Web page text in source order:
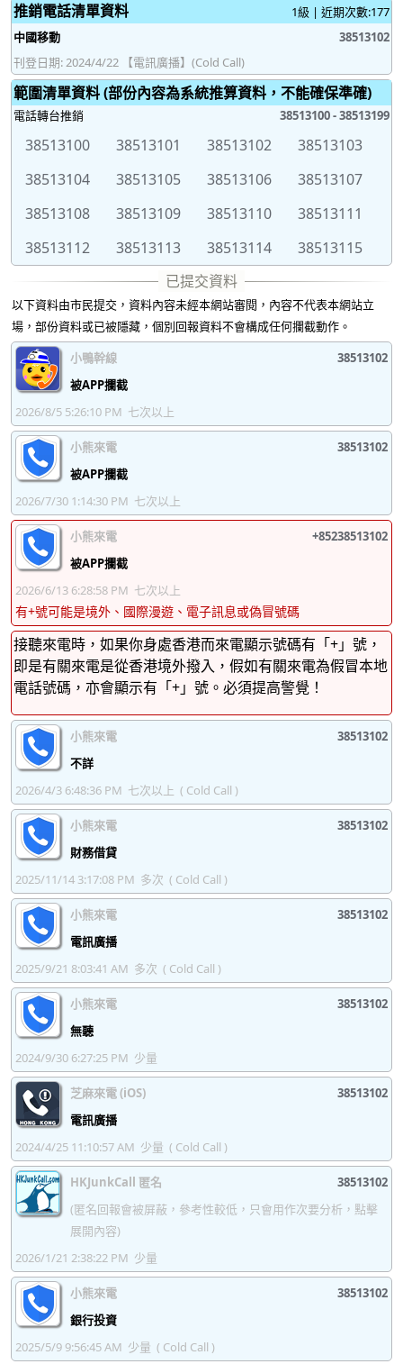
推銷電話清單資料
1級 | 近期次數:177
中國移動
38513102
刊登日期: 2024/4/22 【電訊廣播】(Cold Call)
範圍清單資料 (部份內容為系統推算資料，不能確保準確)
電話轉台推銷 38513100 - 38513199
38513100 38513101 38513102
38513103
38513104
38513105 38513106
38513107
38513108
38513109 38513110
38513111
38513112
38513113 38513114
38513115
38513116
38513117 38513118
38513119
38513120
38513121 38513122
38513123
38513124
38513127
38513128
38513129
38513132
38513133
38513136
38513137
38513139
38513140
38513144
38513145 38513146
38513147
38513148
38513149
38513152
38513153
38513156
38513157 38513158
38513159
38513160
38513161 38513162
38513163
38513164
38513165 38513166
38513167
38513168
38513169 38513170
38513171
38513172
38513176
38513177 38513178
38513180
38513181
38513183
38513184
38513185
38513188
38513189 38513190
38513191
38513192
38513193
38513196
38513197 38513198
以下資料由市民提交，資料內容未經本網站審閱，內容不代表本網站立
場，部份資料或已被隱藏，個別回報資料不會構成任何攔截動作。
小鴨幹線
38513102
被APP攔截
2026/8/5 5:26:10 PM 七次以上
小熊來電
38513102
被APP攔截
2026/7/30 1:14:30 PM 七次以上
小熊來電
+85238513102
被APP攔截
2026/6/13 6:28:58 PM 七次以上
有+號可能是境外、國際漫遊、電子訊息或偽冒號碼
接聽來電時，如果你身處香港而來電顯示號碼有「+」號，
即是有關來電是從香港境外撥入，假如有關來電為假冒本地
電話號碼，亦會顯示有「+」號。必須提高警覺！
小熊來電
38513102
不詳
2026/4/3 6:48:36 PM 七次以上 ( Cold Call )
小熊來電
38513102
財務借貸
2025/11/14 3:17:08 PM 多次 ( Cold Call )
小熊來電
38513102
電訊廣播
2025/9/21 8:03:41 AM 多次 ( Cold Call )
小熊來電
38513102
無聽
2024/9/30 6:27:25 PM 少量
芝麻來電 (iOS)
38513102
電訊廣播
2024/4/25 11:10:57 AM 少量 ( Cold Call )
HKJunkCall 匿名
38513102
(匿名回報會被屏蔽，參考性較低，只會用作次要分析，點擊
展開內容)
2026/1/21 2:38:22 PM 少量
小熊來電
38513102
銀行投資
2025/5/9 9:56:45 AM 少量 ( Cold Call )